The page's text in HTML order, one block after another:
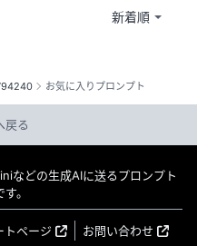
お気に入りプロンプト
戻る
などの生成AIに送るプロンプト
。
トページ
お問い合わせ